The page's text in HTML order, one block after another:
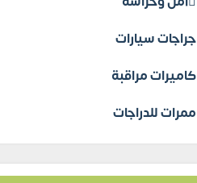
جراجات سيارات
كاميرات مراقبة
ممرات للدراجات